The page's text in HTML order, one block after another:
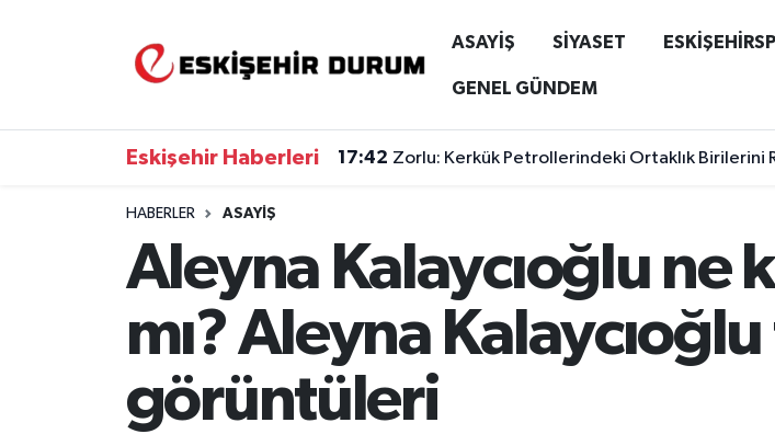
ASAYİŞ SİYASET
GENEL GÜNDEM
Eskişehir Haberleri 17:42 Zorlu: Kerkük Petrollerindeki Ortaklık Birilerini
HABERLER ASAYIŞ
Aleyna Kalaycıoğlu ne
mı? Aleyna
görüntüleri
Eskişehir Nöbetçi Eczaneler
Eskişehir Trafik Yoğunluk Haritası
Süper Lig Puan Durumu ve Fikstür
Son Dakika Haberleri